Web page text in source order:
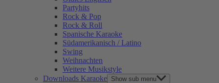
Partyhits
Rock & Pop
Rock & Roll
Spanische Karaoke
Südamerikanisch / Latino
Swing
Weihnachten
Weitere Musikstyle
Downloads Karaoke Show sub menu